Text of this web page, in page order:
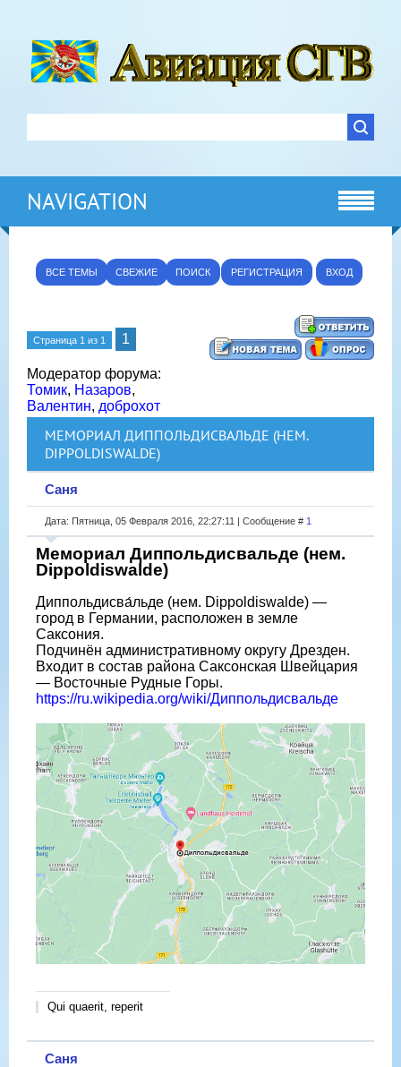
NAVIGATION
ВСЕ ТЕМЫ СВЕЖИЕ ПОИСК РЕГИСТРАЦИЯ ВХОД
Страница 1 из 1 1
Модератор форума:
Томик, Назаров,
Валентин, доброхот
МЕМОРИАЛ ДИППОЛЬДИСВАЛЬДЕ (НЕМ.
DIPPOLDISWALDE)
Саня
Дата: Пятница, 05 Февраля 2016, 22:27:11 | Сообщение # 1
Мемориал Диппольдисвальде (нем.
Dippoldiswalde)
Диппольдисва́льде (нем. Dippoldiswalde) —
город в Германии, расположен в земле
Саксония.
Подчинён административному округу Дрезден.
Входит в состав района Саксонская Швейцария
— Восточные Рудные Горы.
https://ru.wikipedia.org/wiki/Диппольдисвальде
Qui quaerit, reperit
Саня